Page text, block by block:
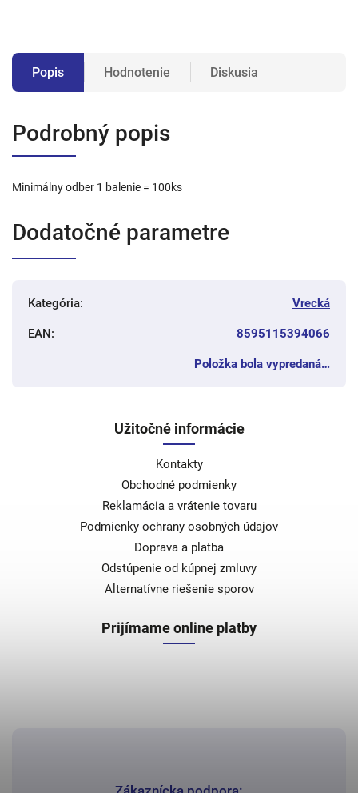
Popis Hodnotenie Diskusia
Podrobný popis
Minimálny odber 1 balenie = 100ks
Dodatočné parametre
Kategória: Vrecká
EAN: 8595115394066
Položka bola vypredaná…
Užitočné informácie
Kontakty
Obchodné podmienky
Reklamácia a vrátenie tovaru
Podmienky ochrany osobných údajov
Doprava a platba
Odstúpenie od kúpnej zmluvy
Alternatívne riešenie sporov
Prijímame online platby